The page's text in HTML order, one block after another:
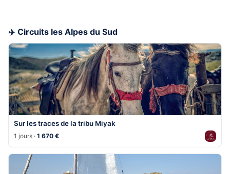
✈️ Circuits les Alpes du Sud
Sur les traces de la tribu Miyak
1 jours ·1 670 €